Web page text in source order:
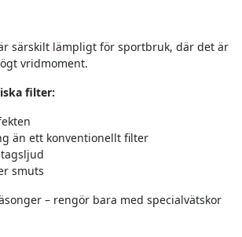
särskilt lämpligt för sportbruk, där det är
vridmoment.
filter:
än ett konventionellt filter
smuts
– rengör bara med specialvätskor